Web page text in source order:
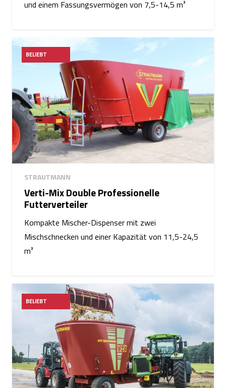
und einem Fassungsvermögen von 7,5-14,5 m³
BELIEBT
STRAUTMANN
Verti-Mix Double Professionelle
Futterverteiler
Kompakte Mischer-Dispenser mit zwei
Mischschnecken und einer Kapazität von 11,5-24,5
m³
BELIEBT